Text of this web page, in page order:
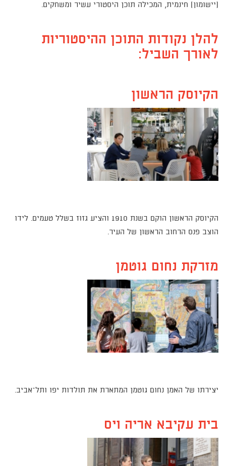
(יישומון) חינמית, המכילה תוכן היסטורי עשיר ומשחקים.
להלן נקודות התוכן ההיסטוריות
לאורך השביל:
הקיוסק הראשון
הקיוסק הראשון הוקם בשנת 1910 והציע גזוז בשלל טעמים. לידו
הוצב פנס הרחוב הראשון של העיר.
מזרקת נחום גוטמן
יצירתו של האמן נחום גוטמן המתארת את תולדות יפו ותל–אביב.
בית עקיבא אריה ויס